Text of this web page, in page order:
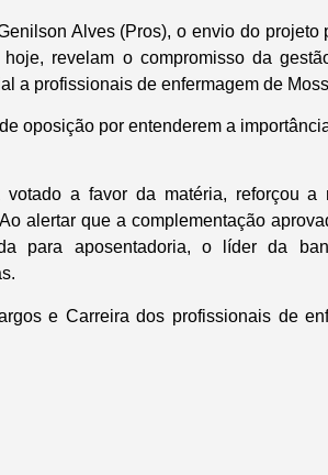
Alves (Pros), o envio do projeto
revelam o compromisso da
a profissionais de enfermagem de
oposição por entenderem a
a favor da matéria, reforçou a
alertar que a complementação
para aposentadoria, o líder da
e Carreira dos profissionais de